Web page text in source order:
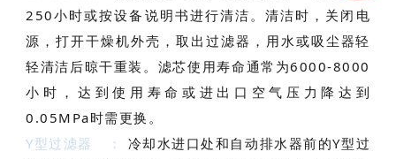
250小时或按设备说明书进行清洁。清洁时，关闭电
源，打开干燥机外壳，取出过滤器，用水或吸尘器轻
轻清洁后晾干重装。滤芯使用寿命通常为6000-8000
小时，达到使用寿命或进出口空气压力降达到
0.05MPa时需更换。
Y型过滤器
：
冷却水进口处和自动排水器前的Y型过